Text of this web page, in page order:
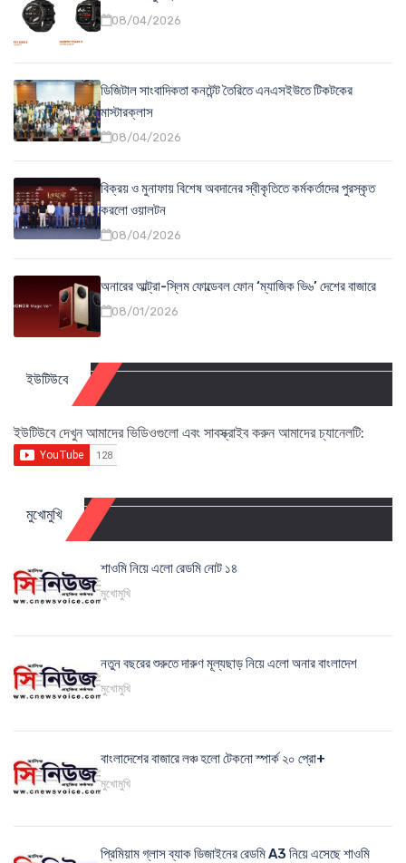
08/04/2026
ডিজিটাল সাংবাদিকতা কনটেন্ট তৈরিতে এনএসইউতে টিকটকের
মাস্টারক্লাস
08/04/2026
বিক্রয় ও মুনাফায় বিশেষ অবদানের স্বীকৃতিতে কর্মকর্তাদের পুরস্কৃত
করলো ওয়ালটন
08/04/2026
অনারের আল্ট্রা-স্লিম ফোল্ডেবল ফোন ‘ম্যাজিক ভি৬’ দেশের বাজারে
08/01/2026
ইউটিউবে
ইউটিউবে দেখুন আমাদের ভিডিওগুলো এবং সাবস্ক্রাইব করুন আমাদের চ্যানেলটি:
মুখোমুখি
শাওমি নিয়ে এলো রেডমি নোট ১৪
মুখোমুখি
নতুন বছরের শুরুতে দারুণ মূল্যছাড় নিয়ে এলো অনার বাংলাদেশ
মুখোমুখি
বাংলাদেশের বাজারে লঞ্চ হলো টেকনো স্পার্ক ২০ প্রো+
মুখোমুখি
প্রিমিয়াম গ্লাস ব্যাক ডিজাইনের রেডমি A3 নিয়ে এসেছে শাওমি